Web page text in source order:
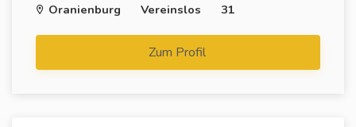
Oranienburg
Vereinslos
31
Zum Profil